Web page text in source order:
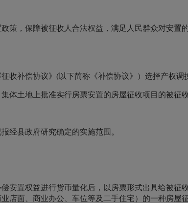
策，保障被征收人合法权益，满足人民群众对安置
收补偿协议》(以下简称《补偿协议》）选择产权调
体土地上批准实行房票安置的房屋征收项目的被征收
经县政府研究确定的实施范围。
安置权益进行货币量化后，以房票形式出具给被征
店面、商业办公、车位等及二手住宅）的一种房屋